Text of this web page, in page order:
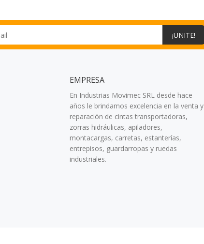
¡UNITE!
EMPRESA
En Industrias Movimec SRL desde hace
años le brindamos excelencia en la venta y
reparación de cintas transportadoras,
zorras hidráulicas, apiladores,
montacargas, carretas, estanterías,
entrepisos, guardarropas y ruedas
industriales.